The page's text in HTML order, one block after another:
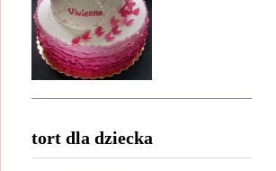
tort dla dziecka